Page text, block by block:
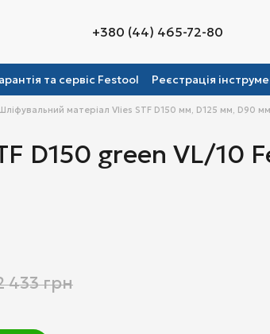
+380 (44) 465-72-80
та сервіс Festool Реєстрація
матеріал Vlies STF D150 мм, D125 мм, D90
D150 green VL/10
433 грн